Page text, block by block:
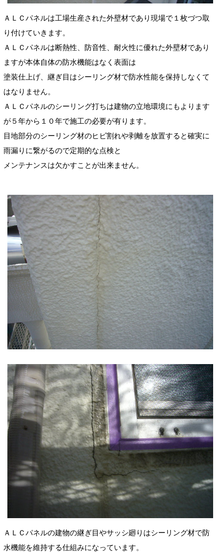
ＡＬＣパネルは工場生産された外壁材であり現場で１枚づつ取
り付けていきます。
ＡＬＣパネルは断熱性、防音性、耐火性に優れた外壁材であり
ますが本体自体の防水機能はなく表面は
塗装仕上げ、継ぎ目はシーリング材で防水性能を保持しなくて
はなりません。
ＡＬＣパネルのシーリング打ちは建物の立地環境にもよります
が５年から１０年で施工の必要が有ります。
目地部分のシーリング材のヒビ割れや剥離を放置すると確実に
雨漏りに繋がるので定期的な点検と
メンテナンスは欠かすことが出来ません。
ＡＬＣパネルの建物の継ぎ目やサッシ廻りはシーリング材で防
水機能を維持する仕組みになっています。